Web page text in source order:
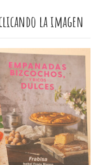
clicando la imagen